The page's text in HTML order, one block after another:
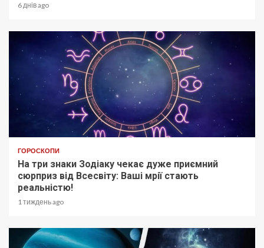
6 днів ago
ГОРОСКОПИ
На три знаки Зодіаку чекає дуже приємний
сюрприз від Всесвіту: Ваші мрії стають
реальністю!
1 тиждень ago